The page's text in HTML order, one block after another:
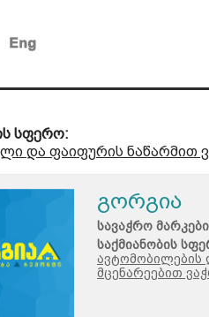
სფერო:
და ფაიფურის ნაწარმით
გორგია
სავაჭრო
საქმიანობის
ავტომობილების
მცენარეებით